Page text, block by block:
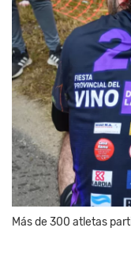
Más de 300 atletas